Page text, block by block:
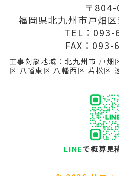
〒
福岡県北九州市戸畑
TEL：
FAX：
工事対象地域：北九州市 戸畑
区 八幡東区 八幡西区 若松区
LINEで概算見